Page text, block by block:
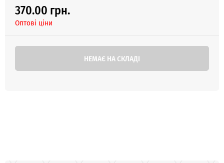
370.00 грн.
Оптові ціни
НЕМАЄ НА СКЛАДІ